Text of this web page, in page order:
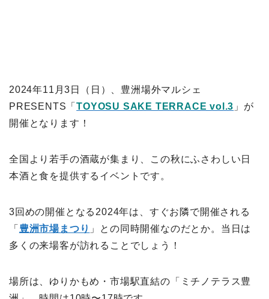
2024年11月3日（日）、豊洲場外マルシェ
PRESENTS「TOYOSU SAKE TERRACE vol.3 」が
開催となります！
全国より若手の酒蔵が集まり、この秋にふさわしい日
本酒と食を提供するイベントです。
3回めの開催となる2024年は、すぐお隣で開催される
「 豊洲市場まつり 」との同時開催なのだとか。当日は
多くの来場客が訪れることでしょう！
場所は、ゆりかもめ・市場駅直結の「ミチノテラス豊